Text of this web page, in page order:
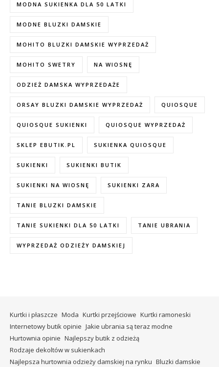
MODNA SUKIENKA DLA 50 LATKI
MODNE BLUZKI DAMSKIE
MOHITO BLUZKI DAMSKIE WYPRZEDAŻ
MOHITO SWETRY NA WIOSNĘ
ODZIEŻ DAMSKA WYPRZEDAŻE
ORSAY BLUZKI DAMSKIE WYPRZEDAŻ QUIOSQUE
QUIOSQUE SUKIENKI QUIOSQUE WYPRZEDAŻ
SKLEP EBUTIK.PL SUKIENKA QUIOSQUE
SUKIENKI SUKIENKI BUTIK
SUKIENKI NA WIOSNĘ SUKIENKI ZARA
TANIE BLUZKI DAMSKIE
TANIE SUKIENKI DLA 50 LATKI TANIE UBRANIA
WYPRZEDAŻ ODZIEŻY DAMSKIEJ
Kurtki i płaszcze Moda Kurtki przejściowe Kurtki ramoneski
Internetowy butik opinie Jakie ubrania są teraz modne
Hurtownia opinie Najlepszy butik z odzieżą
Rodzaje dekoltów w sukienkach
Najlepsza hurtownia odzieży damskiej na rynku Bluzki damskie